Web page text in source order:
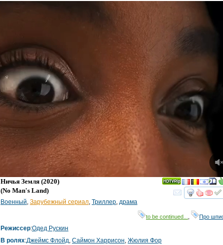
Ничья Земля (2020)
(No Man's Land)
Военный, Зарубежный сериал, Триллер, драма
to be continued... Про
Режиссер:Одед Рускин
В ролях:Джеймс Флойд, Саймон Харрисон, Жюлия Фор